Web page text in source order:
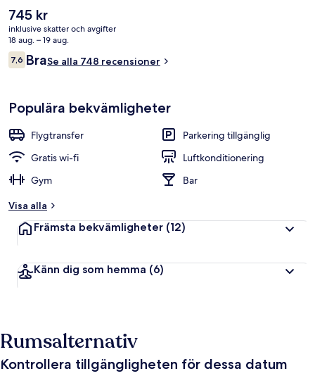
Hernalser Gürtel spårvagnshållplats tar det 4 minuter att gå.
Det
nuvarande
priset
är
745 kr
745 kr
inklusive skatter och avgifter
18 aug. – 19 aug.
Recensioner
7,67,6 av 10,
BraSe alla 748 recensioner
Populära bekvämligheter
Flygtransfer
Parkering tillgänglig
Gratis wi-fi
Luftkonditionering
Gym
Bar
Visa alla
Främsta bekvämligheter (12)
Känn dig som hemma (6)
Rumsalternativ
Kontrollera tillgängligheten för dessa datum